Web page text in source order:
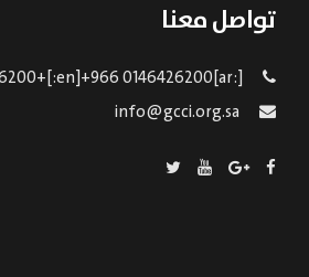
تواصل معنا
[:ar]966146426200+[:en]+966 0146426200[:]